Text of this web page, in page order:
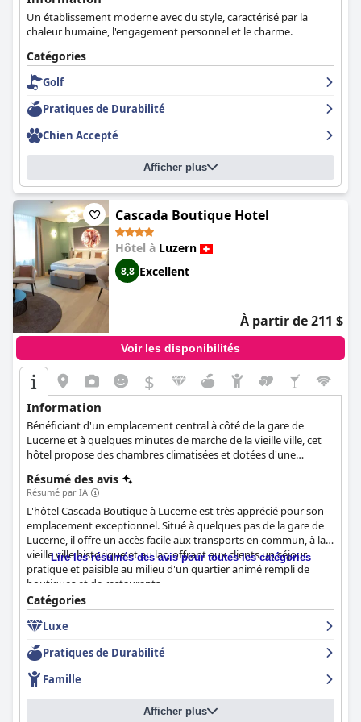
recherchent le luxe en voyage, avec des équipements
exceptionnels et un service 5 étoiles de premier ordre.
Un établissement moderne avec du style, caractérisé par la
chaleur humaine, l'engagement personnel et le charme.
Catégories
Golf
Pratiques de Durabilité
Chien Accepté
Afficher plus
Cascada Boutique Hotel
Hôtel à Luzern
8,8 Excellent
À partir de 211 $
Voir les disponibilités
$
Information
Bénéficiant d'un emplacement central à côté de la gare de
Lucerne et à quelques minutes de marche de la vieille ville, cet
hôtel propose des chambres climatisées et dotées d'une
Résumé des avis
Résumé par IA
L'hôtel Cascada Boutique à Lucerne est très apprécié pour son
emplacement exceptionnel. Situé à quelques pas de la gare de
Lucerne, il offre un accès facile aux transports en commun, à la
vieille ville historique et au lac, offrant aux clients un séjour
pratique et paisible au milieu d'un quartier animé rempli de
boutiques et de restaurants.
Le buffet de petit-déjeuner de l'hôtel est constamment loué
pour sa qualité et sa variété, avec des produits frais et des plats
préparés à la commande comme des œufs brouillés et des
omelettes. Des options végétaliennes et sans gluten sont
disponibles et l'expérience du petit-déjeuner est encore
améliorée par le personnel amical et serviable. De même, le
restaurant Bolero est réputé pour son exquise cuisine
espagnole, recevant des notes élevées tant pour la nourriture
Lire les résumés des avis pour toutes les catégories
Catégories
Luxe
Pratiques de Durabilité
Famille
Afficher plus